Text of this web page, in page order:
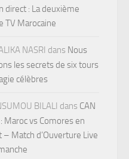
direct : La deuxième
TV Marocaine
NASRI dans Nous
les secrets de six tours
célèbres
BILALI dans CAN
Maroc vs Comores en
– Match d’Ouverture Live